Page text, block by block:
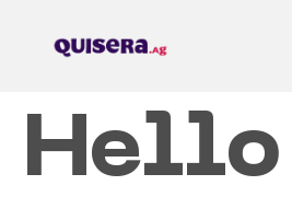
Hello